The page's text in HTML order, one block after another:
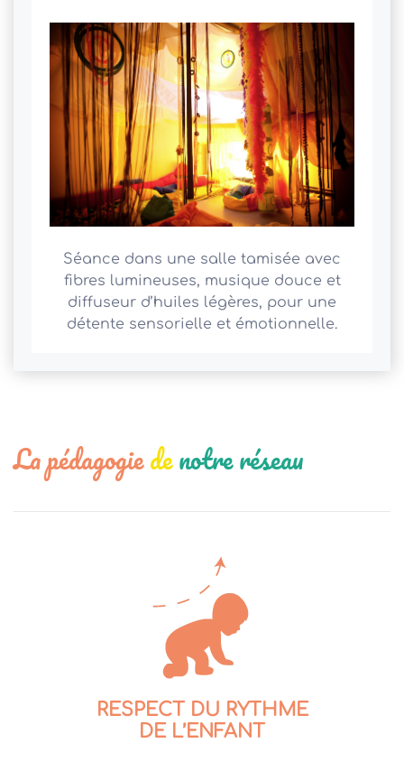
Séance dans une salle tamisée avec
fibres lumineuses, musique douce et
diffuseur d’huiles légères, pour une
détente sensorielle et émotionnelle.
La pédagogiedenotre réseau
RESPECT DU RYTHME
DE L’ENFANT